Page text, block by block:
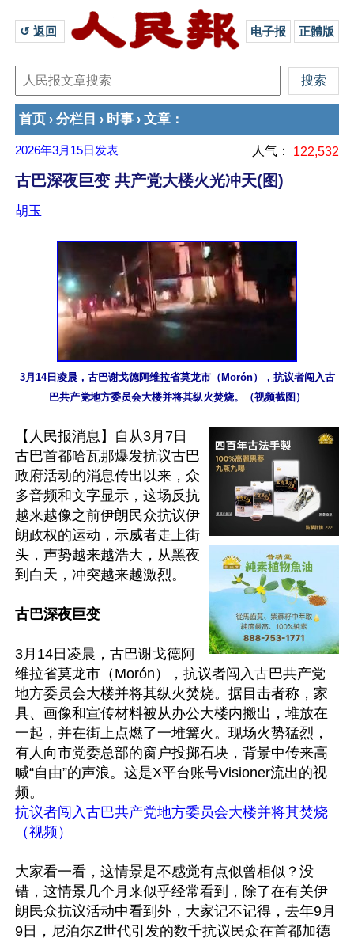
↺ 返回 电子报 正體版
首页 › 分栏目 › 时事 › 文章 ：
2026年3月15日 发表 人气： 122,532
古巴深夜巨变 共产党大楼火光冲天(图)
胡玉
3月14日凌晨，古巴谢戈德阿维拉省莫龙市（Morón），抗议者闯入古
巴共产党地方委员会大楼并将其纵火焚烧。（视频截图）
【人民报消息】自从3月7日
古巴首都哈瓦那爆发抗议古巴
政府活动的消息传出以来，众
多音频和文字显示，这场反抗
越来越像之前伊朗民众抗议伊
朗政权的运动，示威者走上街
头，声势越来越浩大，从黑夜
到白天，冲突越来越激烈。
古巴深夜巨变
3月14日凌晨，古巴谢戈德阿
维拉省莫龙市（Morón），抗议者闯入古巴共产党
地方委员会大楼并将其纵火焚烧。据目击者称，家
具、画像和宣传材料被从办公大楼内搬出，堆放在
一起，并在街上点燃了一堆篝火。现场火势猛烈，
有人向市党委总部的窗户投掷石块，背景中传来高
喊“自由”的声浪。这是X平台账号Visioner流出的视
抗议者闯入古巴共产党地方委员会大楼并将其焚烧
（视频）
大家看一看，这情景是不感觉有点似曾相似？没
错，这情景几个月来似乎经常看到，除了在有关伊
朗民众抗议活动中看到外，大家记不记得，去年9月
9日，尼泊尔Z世代引发的数千抗议民众在首都加德